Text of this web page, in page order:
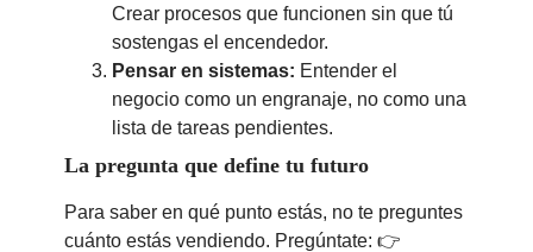
Crear procesos que funcionen sin que tú
sostengas el encendedor.
Pensar en sistemas: Entender el
negocio como un engranaje, no como una
lista de tareas pendientes.
La pregunta que define tu futuro
Para saber en qué punto estás, no te preguntes
cuánto estás vendiendo. Pregúntate: 👉